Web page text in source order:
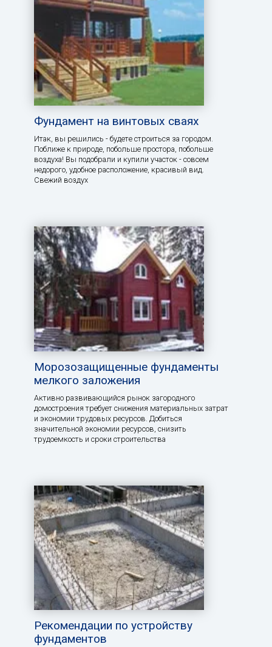
Фундамент на винтовых сваях
Итак, вы решились - будете строиться за городом.
Поближе к природе, побольше простора, побольше
воздуха! Вы подобрали и купили участок - совсем
недорого, удобное расположение, красивый вид.
Свежий воздух
Морозозащищенные фундаменты
мелкого заложения
Активно развивающийся рынок загородного
домостроения требует снижения материальных затрат
и экономии трудовых ресурсов. Добиться
значительной экономии ресурсов, снизить
трудоемкость и сроки строительства
Рекомендации по устройству
фундаментов